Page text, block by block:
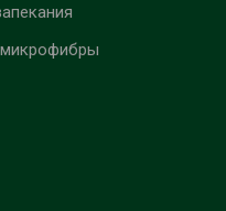
микрофибры